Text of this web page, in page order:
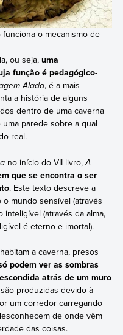
o mecanismo de
ou seja,uma
função é pedagógico-
Alada, é a mais
a história de alguns
dentro de uma caverna
parede sobre a qual
real.
no início do VII livro,A
que se encontra o ser
. Este texto descreve a
mundo sensível (através
(através da alma,
é eterno e imortal).
a caverna, presos
podem ver as sombras
escondida atrás de um muro
produzidas devido à
um corredor carregando
de onde vêm
das coisas.